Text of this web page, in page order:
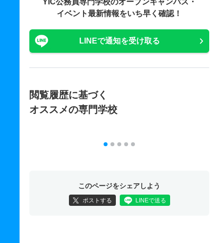
YIC公務員専門学校のオープンキャンパス・
イベント最新情報をいち早く確認！
LINEで通知を受け取る
閲覧履歴に基づく
オススメの専門学校
このページをシェアしよう
ポストする LINEで送る